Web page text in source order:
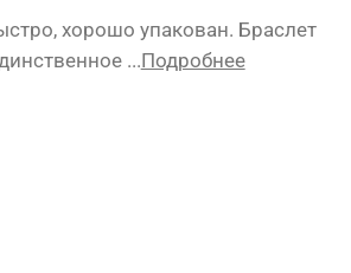
хорошо упакован. Браслет
...Подробнее